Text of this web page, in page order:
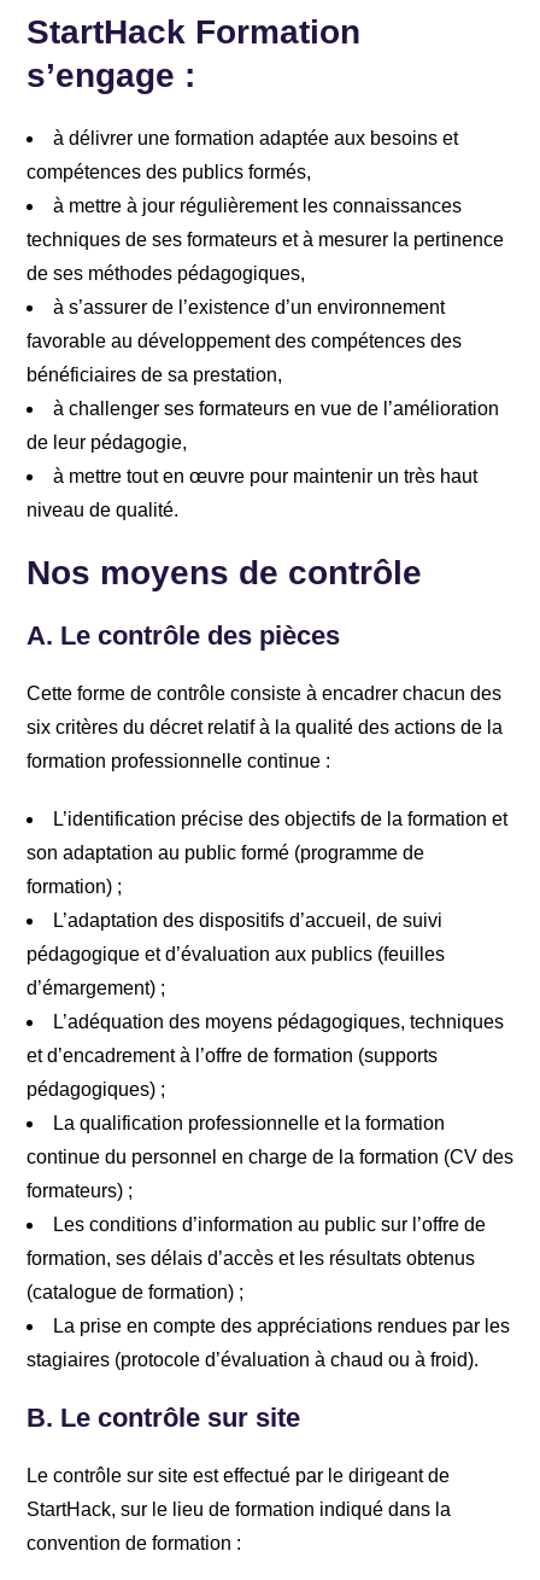
StartHack Formation
s’engage :
à délivrer une formation adaptée aux besoins et
compétences des publics formés,
à mettre à jour régulièrement les connaissances
techniques de ses formateurs et à mesurer la pertinence
de ses méthodes pédagogiques,
à s’assurer de l’existence d’un environnement
favorable au développement des compétences des
bénéficiaires de sa prestation,
à challenger ses formateurs en vue de l’amélioration
de leur pédagogie,
à mettre tout en œuvre pour maintenir un très haut
niveau de qualité.
Nos moyens de contrôle
A. Le contrôle des pièces
Cette forme de contrôle consiste à encadrer chacun des
six critères du décret relatif à la qualité des actions de la
formation professionnelle continue :
L’identification précise des objectifs de la formation et
son adaptation au public formé (programme de
formation) ;
L’adaptation des dispositifs d’accueil, de suivi
pédagogique et d’évaluation aux publics (feuilles
d’émargement) ;
L’adéquation des moyens pédagogiques, techniques
et d’encadrement à l’offre de formation (supports
pédagogiques) ;
La qualification professionnelle et la formation
continue du personnel en charge de la formation (CV des
formateurs) ;
Les conditions d’information au public sur l’offre de
formation, ses délais d’accès et les résultats obtenus
(catalogue de formation) ;
La prise en compte des appréciations rendues par les
stagiaires (protocole d’évaluation à chaud ou à froid).
B. Le contrôle sur site
Le contrôle sur site est effectué par le dirigeant de
StartHack, sur le lieu de formation indiqué dans la
convention de formation :